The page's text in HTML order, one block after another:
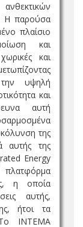
Η παρούσα
πλαίσιο
και
και
υψηλή
και
αυτή
της
αυτής της
Energy
η οποία
αυτής,
ήτοι τα
INTEMA